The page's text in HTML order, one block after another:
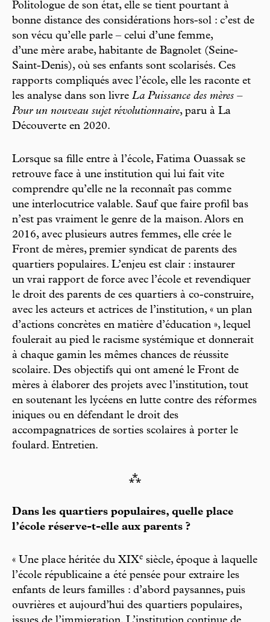
Politologue de son état, elle se tient pourtant à
bonne distance des considérations hors-sol : c’est de
son vécu qu’elle parle – celui d’une femme,
d’une mère arabe, habitante de Bagnolet (Seine-
Saint-Denis), où ses enfants sont scolarisés. Ces
rapports compliqués avec l’école, elle les raconte et
les analyse dans son livre La Puissance des mères –
Pour un nouveau sujet révolutionnaire, paru à La
Découverte en 2020.
Lorsque sa fille entre à l’école, Fatima Ouassak se
retrouve face à une institution qui lui fait vite
comprendre qu’elle ne la reconnaît pas comme
une interlocutrice valable. Sauf que faire profil bas
n’est pas vraiment le genre de la maison. Alors en
2016, avec plusieurs autres femmes, elle crée le
Front de mères, premier syndicat de parents des
quartiers populaires. L’enjeu est clair : instaurer
un vrai rapport de force avec l’école et revendiquer
le droit des parents de ces quartiers à co-construire,
avec les acteurs et actrices de l’institution, « un plan
d’actions concrètes en matière d’éducation », lequel
foulerait au pied le racisme systémique et donnerait
à chaque gamin les mêmes chances de réussite
scolaire. Des objectifs qui ont amené le Front de
mères à élaborer des projets avec l’institution, tout
en soutenant les lycéens en lutte contre des réformes
iniques ou en défendant le droit des
accompagnatrices de sorties scolaires à porter le
foulard. Entretien.
⁂
Dans les quartiers populaires, quelle place
l’école réserve-t-elle aux parents ?
« Une place héritée du XIXe siècle, époque à laquelle
l’école républicaine a été pensée pour extraire les
enfants de leurs familles : d’abord paysannes, puis
ouvrières et aujourd’hui des quartiers populaires,